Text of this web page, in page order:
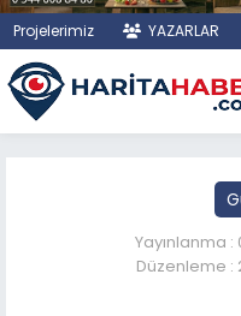
Projelerimiz YAZARLAR
Yayınlanma :
Düzenleme :